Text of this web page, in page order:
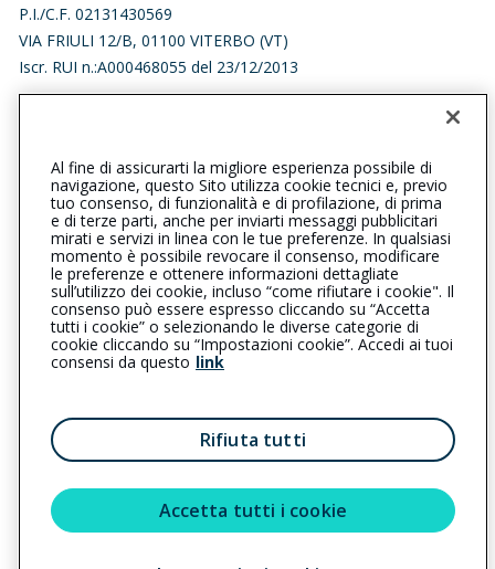
P.I./C.F. 02131430569
VIA FRIULI 12/B, 01100 VITERBO (VT)
Iscr. RUI n.:A000468055 del 23/12/2013
viterboellera@cattolica.it
bruniassicurasrl@legalmail.it
SOCIAL
L’intermediario è soggetto al controllo dell’IVASS. Consulta il
Registro RUI al seguentelink
Privacy | Cookie |
Il Gruppo Generali
Reclami
| Note legali |
Accessibilità
Al fine di assicurarti la migliore esperienza possibile di
navigazione, questo Sito utilizza cookie tecnici e, previo
tuo consenso, di funzionalità e di profilazione, di prima
e di terze parti, anche per inviarti messaggi pubblicitari
mirati e servizi in linea con le tue preferenze. In qualsiasi
momento è possibile revocare il consenso, modificare
le preferenze e ottenere informazioni dettagliate
sull’utilizzo dei cookie, incluso “come rifiutare i cookie". Il
consenso può essere espresso cliccando su “Accetta
tutti i cookie” o selezionando le diverse categorie di
cookie cliccando su “Impostazioni cookie”. Accedi ai tuoi
consensi da questo link
Rifiuta tutti
Accetta tutti i cookie